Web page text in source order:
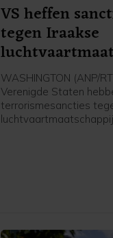
VS heffen
tegen Iraakse
WASHINGTON (ANP/
Verenigde Staten
terrorismesancties